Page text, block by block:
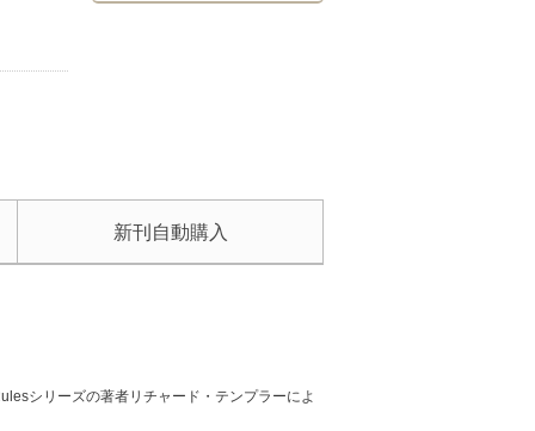
新刊自動購入
シリーズの著者リチャード・テンプラーによ